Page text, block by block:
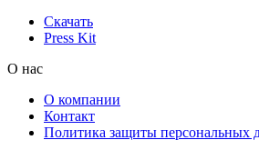
Скачать
Press Kit
О нас
О компании
Контакт
Политика защиты персональных